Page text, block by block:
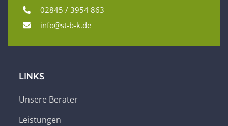
02845 / 3954 863
info@st-b-k.de
LINKS
Unsere Berater
Leistungen